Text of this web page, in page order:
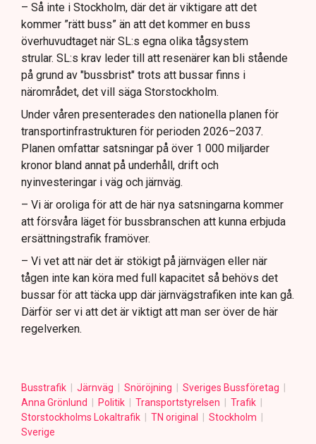
– Så inte i Stockholm, där det är viktigare att det
kommer ”rätt buss” än att det kommer en buss
överhuvudtaget när SL:s egna olika tågsystem
strular. SL:s krav leder till att resenärer kan bli stående
på grund av "bussbrist" trots att bussar finns i
närområdet, det vill säga Storstockholm.
Under våren presenterades den nationella planen för
transportinfrastrukturen för perioden 2026–2037.
Planen omfattar satsningar på över 1 000 miljarder
kronor bland annat på underhåll, drift och
nyinvesteringar i väg och järnväg.
– Vi är oroliga för att de här nya satsningarna kommer
att försvåra läget för bussbranschen att kunna erbjuda
ersättningstrafik framöver.
– Vi vet att när det är stökigt på järnvägen eller när
tågen inte kan köra med full kapacitet så behövs det
bussar för att täcka upp där järnvägstrafiken inte kan gå.
Därför ser vi att det är viktigt att man ser över de här
regelverken.
Busstrafik Järnväg Snöröjning
Sveriges Bussföretag
Anna Grönlund
Politik Transportstyrelsen
Trafik
Storstockholms Lokaltrafik
TN original
Stockholm
Sverige